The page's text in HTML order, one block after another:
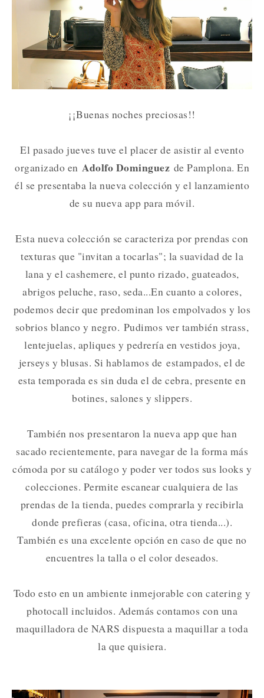
¡¡Buenas noches preciosas!!
El pasado jueves tuve el placer de asistir al evento
organizado en Adolfo Dominguez de Pamplona. En
él se presentaba la nueva colección y el lanzamiento
de su nueva app para móvil.
Esta nueva colección se caracteriza por prendas con
texturas que "invitan a tocarlas"; la suavidad de la
lana y el cashemere, el punto rizado, guateados,
abrigos peluche, raso, seda...En cuanto a colores,
podemos decir que predominan los empolvados y los
sobrios blanco y negro. Pudimos ver también strass,
lentejuelas, apliques y pedrería en vestidos joya,
jerseys y blusas. Si hablamos de estampados, el de
esta temporada es sin duda el de cebra, presente en
botines, salones y slippers.
También nos presentaron la nueva app que han
sacado recientemente, para navegar de la forma más
cómoda por su catálogo y poder ver todos sus looks y
colecciones. Permite escanear cualquiera de las
prendas de la tienda, puedes comprarla y recibirla
donde prefieras (casa, oficina, otra tienda...).
También es una excelente opción en caso de que no
encuentres la talla o el color deseados.
Todo esto en un ambiente inmejorable con catering y
photocall incluidos. Además contamos con una
maquilladora de NARS dispuesta a maquillar a toda
la que quisiera.